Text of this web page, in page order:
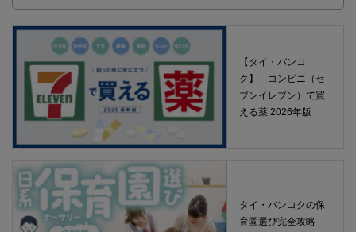
【タイ・バンコ
ク】 コンビニ（セ
ブンイレブン）で買
える薬 2026年版
タイ・バンコクの保
育園選び完全攻略